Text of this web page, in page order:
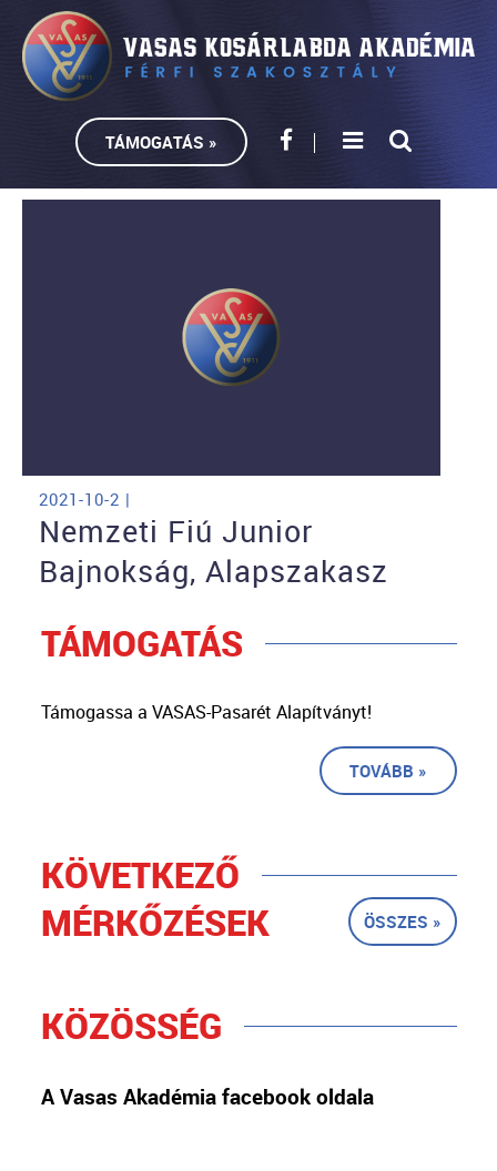
TÁMOGATÁS »
2021-10-2 |
Nemzeti Fiú Junior
Bajnokság, Alapszakasz
TÁMOGATÁS
Támogassa a VASAS-Pasarét Alapítványt!
TOVÁBB »
KÖVETKEZŐ
MÉRKŐZÉSEK
ÖSSZES »
KÖZÖSSÉG
A Vasas Akadémia facebook oldala